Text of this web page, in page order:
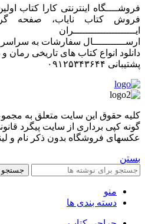
فروشــــگاه اینترنتی کارا کتاب
فروش کتاب نایاب، صفحه
ایـــــــــــــــــــــران
ارســـــــــــال سفارشات به
دانلود انواع کتاب های تاریخی رمان و
پشتیبانی ۰۹۱۲۵۳۴۳۶۴۴
کليه حقوق اين سايت متعلق به
گونه کپی برداری از سایت پیگرد
عکسهای فروشگاه بدون ذکر نام و
بستن
جستجو
منو
دسته بندی ها